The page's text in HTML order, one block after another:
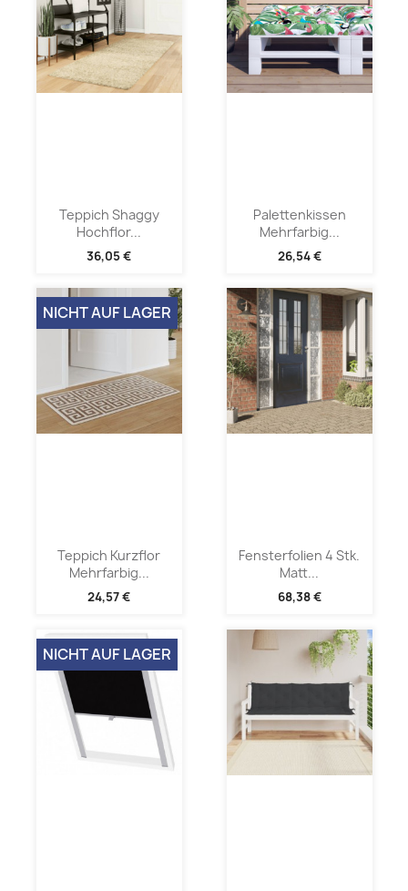
Teppich Shaggy
Hochflor...
36,05 €
Palettenkissen
Mehrfarbig...
26,54 €
Teppich Kurzflor
Mehrfarbig...
24,57 €
NICHT AUF LAGER
Fensterfolien 4 Stk.
Matt...
68,38 €
NICHT AUF LAGER